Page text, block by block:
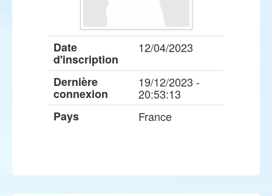
Date
d'inscription
12/04/2023
Dernière
connexion
19/12/2023 -
20:53:13
Pays
France